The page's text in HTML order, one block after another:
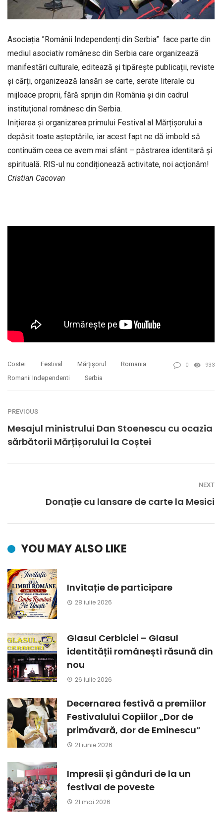
Asociația ”Românii Independenți din Serbia” face parte din
mediul asociativ românesc din Serbia care organizează
manifestări culturale, editează și tipărește publicații, reviste
și cărți, organizează lansări se carte, serate literale cu
mijloace proprii, fără sprijin din România și din cadrul
instituțional românesc din Serbia.
Inițierea și organizarea primului Festival al Mărțișorului a
depăsit toate așteptările, iar acest fapt ne dă imbold să
continuăm ceea ce avem mai sfânt – păstrarea identitară și
spirituală. RIS-ul nu condiționează activitate, noi acționăm!
Cristian Cacovan
Costei Festival Mărțișorul
Romania
Romanii Independenti
Serbia
0 933
PREVIOUS
Mesajul ministrului Dan Stoenescu cu ocazia
sărbătorii Mărțișorului la Coștei
NEXT
Donație cu lansare de carte la Mesici
YOU MAY ALSO LIKE
Invitație de participare
28 iulie 2026
Glasul Cerbiciei – Glasul
identității românești răsună din
nou
26 iulie 2026
Decernarea festivă a premiilor
Festivalului Copiilor „Dor de
primăvară, dor de Eminescu”
21 iunie 2026
Impresii și gânduri de la un
festival de poveste
21 mai 2026